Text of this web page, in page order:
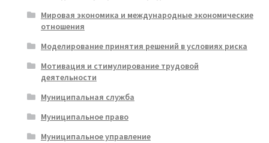
Мировая экономика и международные экономические
отношения
Моделирование принятия решений в условиях риска
Мотивация и стимулирование трудовой
деятельности
Муниципальная служба
Муниципальное право
Муниципальное управление